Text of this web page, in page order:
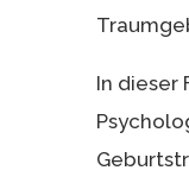
In dieser